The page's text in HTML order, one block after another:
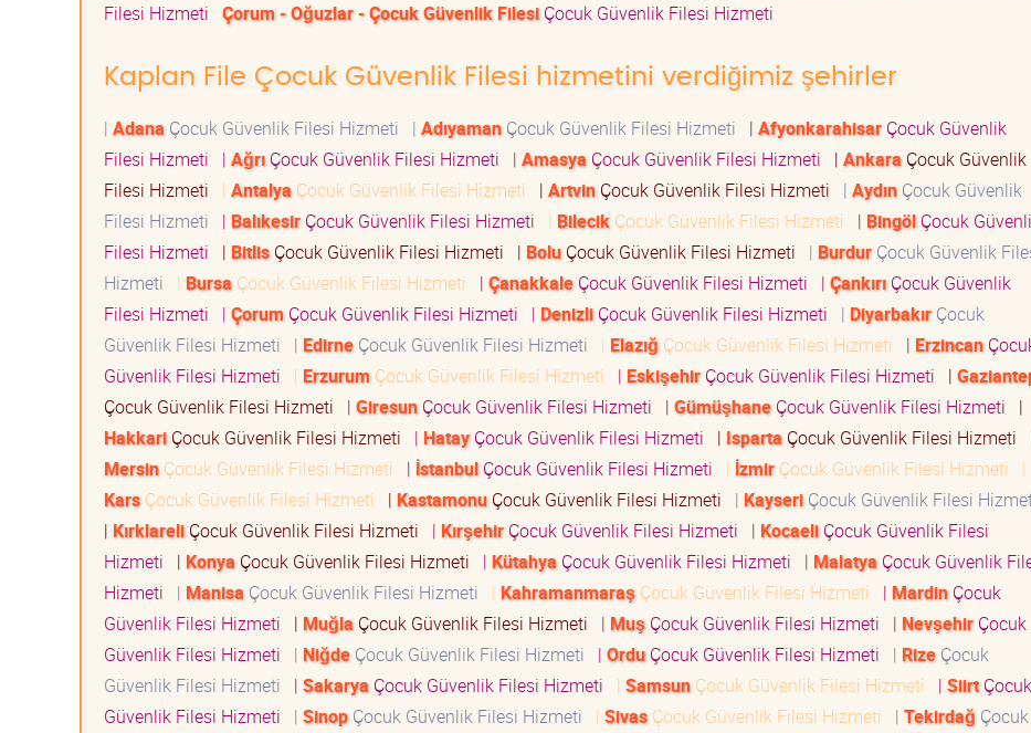
Filesi Hizmeti Çorum - Oğuzlar - Çocuk Güvenlik FilesiÇocuk Güvenlik Filesi Hizmeti
Kaplan File Çocuk Güvenlik Filesi hizmetini verdiğimiz şehirler
| Adana Çocuk Güvenlik Filesi Hizmeti | AdıyamanÇocuk Güvenlik Filesi Hizmeti | Afyonkarahisar Çocuk Güvenlik
Filesi Hizmeti
| AğrıÇocuk Güvenlik Filesi Hizmeti | Amasya Çocuk Güvenlik Filesi Hizmeti | Ankara Çocuk Güvenlik
Filesi Hizmeti
| Antalya Çocuk Güvenlik Filesi Hizmeti | ArtvinÇocuk Güvenlik Filesi Hizmeti | AydınÇocuk Güvenlik
Filesi Hizmeti
| Balıkesir Çocuk Güvenlik Filesi Hizmeti | Bilecik Çocuk Güvenlik Filesi Hizmeti | BingölÇocuk
Filesi Hizmeti
| BitlisÇocuk Güvenlik Filesi Hizmeti | BoluÇocuk Güvenlik Filesi Hizmeti | Burdur Çocuk Güvenlik
Hizmeti
| Bursa Çocuk Güvenlik Filesi Hizmeti | ÇanakkaleÇocuk Güvenlik Filesi Hizmeti | ÇankırıÇocuk Güvenlik
Filesi Hizmeti
| ÇorumÇocuk Güvenlik Filesi Hizmeti | DenizliÇocuk Güvenlik Filesi Hizmeti | Diyarbakır Çocuk
Güvenlik Filesi Hizmeti
| EdirneÇocuk Güvenlik Filesi Hizmeti | Elazığ Çocuk Güvenlik Filesi Hizmeti | Erzincan
Güvenlik Filesi Hizmeti
| ErzurumÇocuk Güvenlik Filesi Hizmeti | Eskişehir Çocuk Güvenlik Filesi Hizmeti |
Çocuk Güvenlik Filesi Hizmeti
| GiresunÇocuk Güvenlik Filesi Hizmeti | GümüşhaneÇocuk Güvenlik Filesi Hizmeti
|
HakkariÇocuk Güvenlik Filesi Hizmeti | HatayÇocuk Güvenlik Filesi Hizmeti | Isparta Çocuk Güvenlik Filesi Hizmeti
MersinÇocuk Güvenlik Filesi Hizmeti | İstanbulÇocuk Güvenlik Filesi Hizmeti | İzmir Çocuk Güvenlik Filesi Hizmeti
|
KarsÇocuk Güvenlik Filesi Hizmeti | KastamonuÇocuk Güvenlik Filesi Hizmeti | KayseriÇocuk Güvenlik Filesi
| KırklareliÇocuk Güvenlik Filesi Hizmeti | Kırşehir Çocuk Güvenlik Filesi Hizmeti | KocaeliÇocuk Güvenlik Filesi
Hizmeti
| Konya Çocuk Güvenlik Filesi Hizmeti | Kütahya Çocuk Güvenlik Filesi Hizmeti | Malatya Çocuk Güvenlik
Hizmeti
| Manisa Çocuk Güvenlik Filesi Hizmeti | Kahramanmaraş Çocuk Güvenlik Filesi Hizmeti | MardinÇocuk
Güvenlik Filesi Hizmeti
| Muğla Çocuk Güvenlik Filesi Hizmeti | Muş Çocuk Güvenlik Filesi Hizmeti | Nevşehir Çocuk
Güvenlik Filesi Hizmeti
| NiğdeÇocuk Güvenlik Filesi Hizmeti | OrduÇocuk Güvenlik Filesi Hizmeti | RizeÇocuk
Güvenlik Filesi Hizmeti
| Sakarya Çocuk Güvenlik Filesi Hizmeti | SamsunÇocuk Güvenlik Filesi Hizmeti | SiirtÇocuk
Güvenlik Filesi Hizmeti
| SinopÇocuk Güvenlik Filesi Hizmeti | SivasÇocuk Güvenlik Filesi Hizmeti | Tekirdağ Çocuk